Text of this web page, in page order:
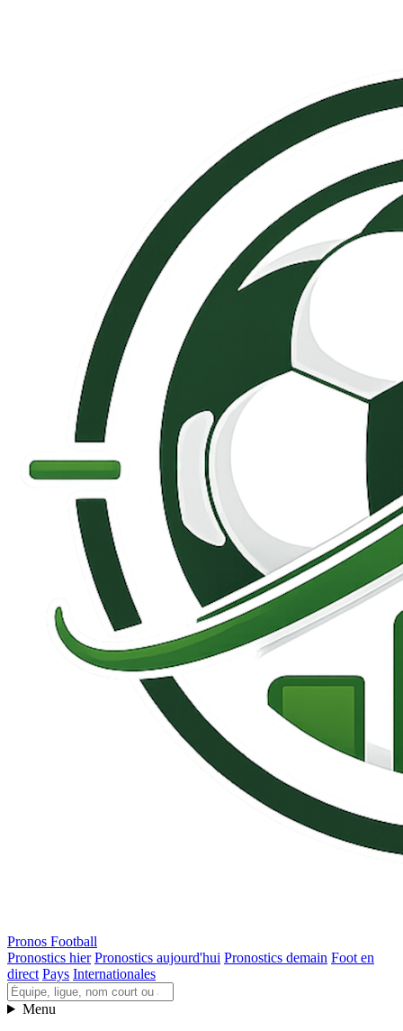
Pronos Football
Pronostics hier Pronostics aujourd'hui Pronostics demain Foot en
direct Pays Internationales
Menu